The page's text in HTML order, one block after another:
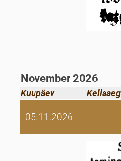
November 2026
Kuupäev Kellaaeg
05.11.2026